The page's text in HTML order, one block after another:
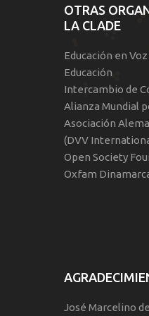
OTRAS
LA CLADE
Educación en
Educación
Intercambio de
Alianza Mundial
Asociación
(DVV
Open Society
Oxfam
José Marcelino